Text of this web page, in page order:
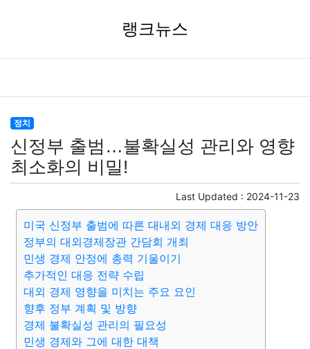
랭크뉴스
정치
신정부 출범…불확실성 관리와 영향
최소화의 비밀!
Last Updated : 2024-11-23
미국 신정부 출범에 따른 대내외 경제 대응 방안
정부의 대외경제장관 간담회 개최
민생 경제 안정에 총력 기울이기
추가적인 대응 전략 수립
대외 경제 영향을 미치는 주요 요인
향후 정부 계획 및 방향
경제 불확실성 관리의 필요성
민생 경제와 그에 대한 대책